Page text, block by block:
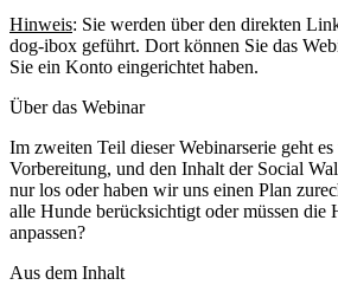
Hinweis: Sie werden über den direkten
dog-ibox geführt. Dort können Sie das
Sie ein Konto eingerichtet haben.
Über das Webinar
Im zweiten Teil dieser Webinarserie geht
Vorbereitung, und den Inhalt der Social
nur los oder haben wir uns einen Plan
alle Hunde berücksichtigt oder müssen die
anpassen?
Aus dem Inhalt